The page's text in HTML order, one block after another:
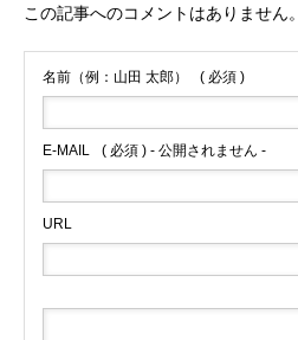
お問合せ
この記事へのコメントはありません。
名前（例：山田 太郎） ( 必須 )
E-MAIL ( 必須 ) - 公開されません -
URL